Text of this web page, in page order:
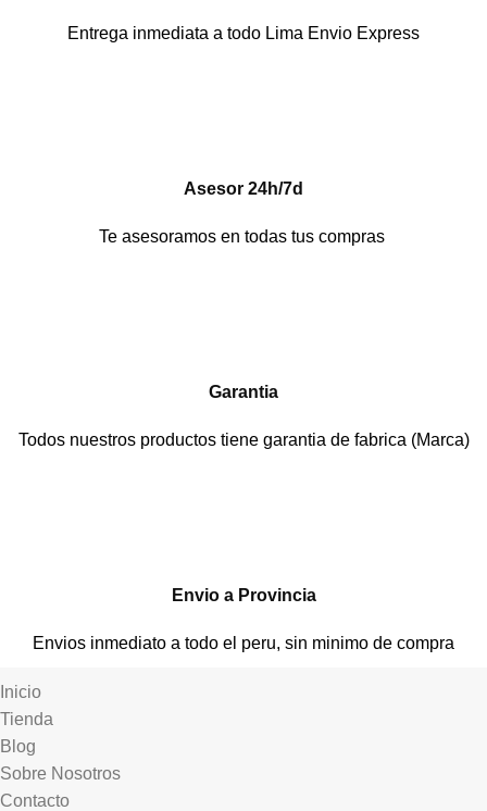
Entrega inmediata a todo Lima Envio Express
Asesor 24h/7d
Te asesoramos en todas tus compras
Garantia
Todos nuestros productos tiene garantia de fabrica (Marca)
Envio a Provincia
Envios inmediato a todo el peru, sin minimo de compra
Inicio
Tienda
Blog
Sobre Nosotros
Contacto